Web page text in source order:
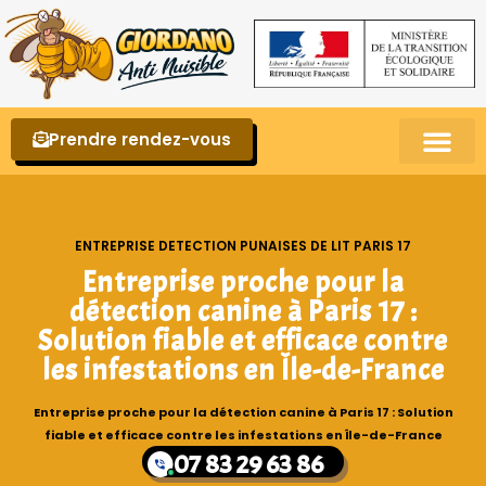
Prendre rendez-vous
ENTREPRISE DETECTION PUNAISES DE LIT PARIS 17
Entreprise proche pour la
détection canine à Paris 17 :
Solution fiable et efficace contre
les infestations en Île-de-France
Entreprise proche pour la détection canine à Paris 17 : Solution
fiable et efficace contre les infestations en Île-de-France
07 83 29 63 86